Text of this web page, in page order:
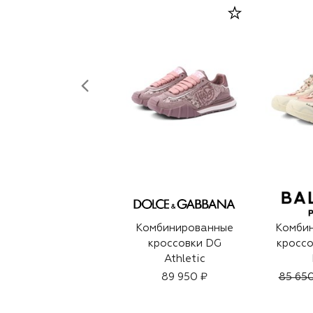
Комбинированные
кроссовки DG
Athletic
89 950 ₽
85